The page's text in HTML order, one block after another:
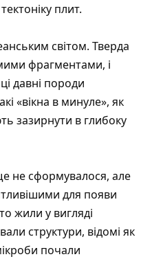
плит.
світом. Тверда
фрагментами, і
давні породи
«вікна в минуле», як
зазирнути в глибоку
не сформувалося, але
для появи
жили у вигляді
структури, відомі як
почали